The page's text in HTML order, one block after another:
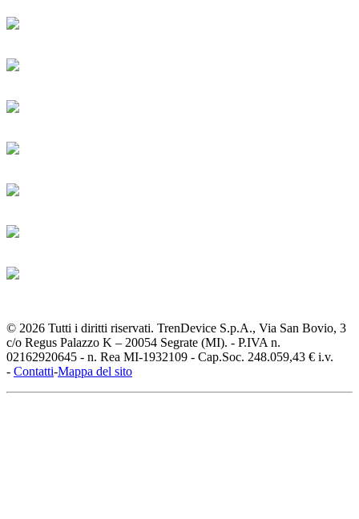
© 2026 Tutti i diritti riservati. TrenDevice S.p.A., Via San Bovio, 3
c/o Regus Palazzo K – 20054 Segrate (MI). - P.IVA n.
02162920645 - n. Rea MI-1932109 - Cap.Soc. 248.059,43 € i.v.
- Contatti-Mappa del sito